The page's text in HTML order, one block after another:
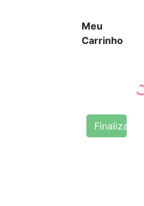
Meu
Carrinho
Finalizar